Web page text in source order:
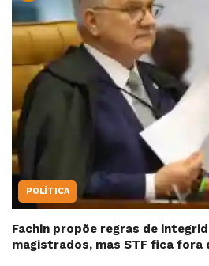
POLÍTICA
Fachin propõe regras de
magistrados, mas STF fica fora